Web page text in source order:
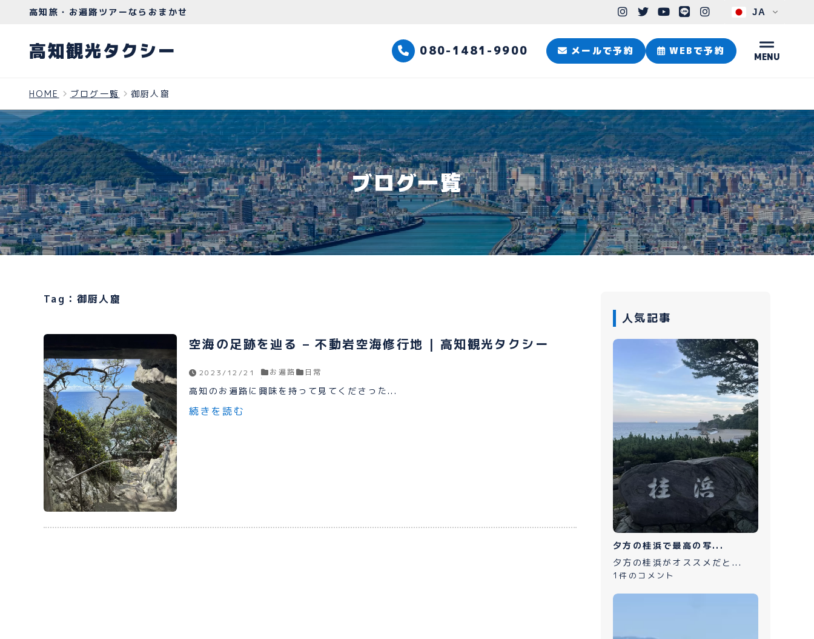
高知観光タクシー
JA
高知旅・お遍路ツアーならおまかせ
高知観光タクシー 080-1481-9900 メールで予約 WEBで予約
HOME ブログ一覧 御厨人窟
ブログ一覧
Tag：御厨人窟
空海の足跡を辿る – 不動岩空海修行地 | 高知観光タクシー
2023/12/21 お遍路 日常
高知のお遍路に興味を持って見てくださった...
続きを読む
人気記事
夕方の桂浜で最高の写...
夕方の桂浜がオススメだと...
1件のコメント